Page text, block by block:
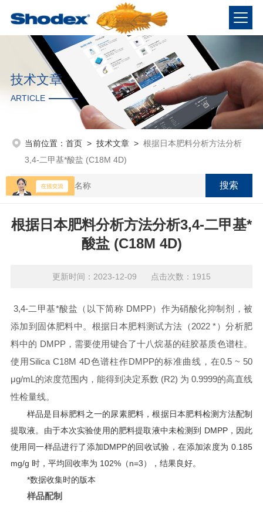
技术文章
ARTICLE
当前位置： 首页> 技术文章> 根据日本肥料分析方法分析
3,4-二甲基*酸盐 (C18M 4D)
根据日本肥料分析方法分析3,4-二甲基*
酸盐 (C18M 4D)
更新时间：2023-12-09 点击次数：1915
3,4-二甲基*酸盐（以下简称 DMPP）作为硝酸化抑制剂，被
添加到固体肥料中。根据日本肥料测试方法（2022 *）分析肥
料中的 DMPP，需要使用键合了十八烷基的硅胶基质色谱柱。
使用Silica C18M 4D色谱柱作DMPP的标准曲线，在0.5 ~ 50
μg/mL的浓度范围内，能得到决定系数 (R2) 为 0.9999的高直线
性检量线。
样品是目标肥料之一的尿素肥料，根据日本肥料检测方法配制
提取液。由于本次实验使用的肥料提取液中未检测到 DMPP，因此
使用同一样品进行了添加DMPP的回收试验，在添加浓度为 0.185
mg/g 时，平均回收率为 102%（n=3），结果良好。
*数据收集时的版本
样品配制